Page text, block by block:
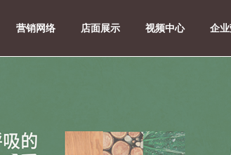
营销网络 店面展示 视频中心 企